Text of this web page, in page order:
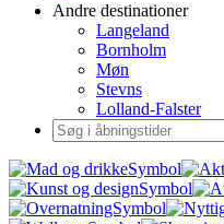
Andre destinationer
Langeland
Bornholm
Møn
Stevns
Lolland-Falster